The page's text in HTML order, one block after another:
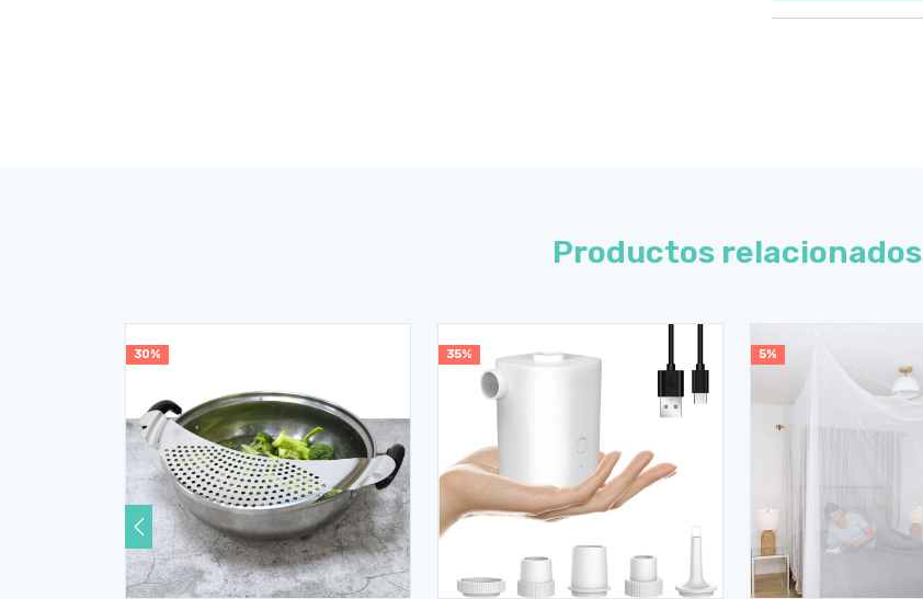
Productos relacionados
30% 35% 5%